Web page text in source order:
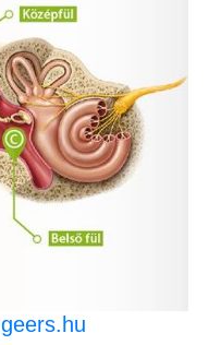
geers.hu